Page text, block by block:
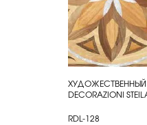
КУПИТЬ
ХУДОЖЕСТВЕННЫЙ
DECORAZIONI
RDL-128